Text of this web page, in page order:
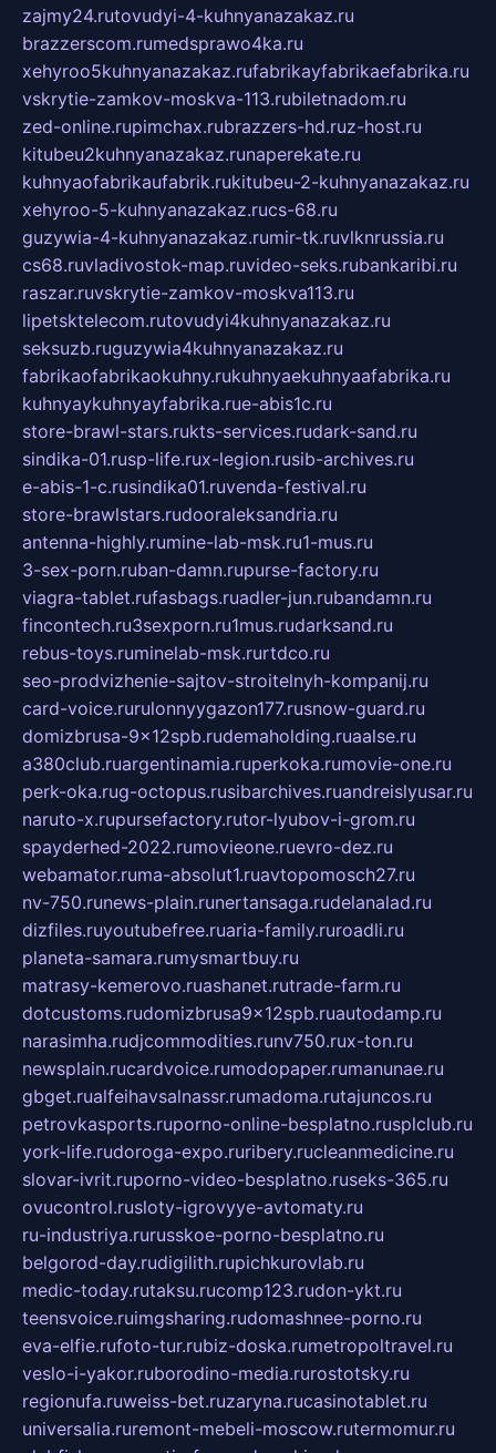
zajmy24.rutovudyi-4-kuhnyanazakaz.ru
brazzerscom.rumedsprawo4ka.ru
xehyroo5kuhnyanazakaz.rufabrikayfabrikaefabrika.ru
vskrytie-zamkov-moskva-113.rubiletnadom.ru
zed-online.rupimchax.rubrazzers-hd.ruz-host.ru
kitubeu2kuhnyanazakaz.runaperekate.ru
kuhnyaofabrikaufabrik.rukitubeu-2-kuhnyanazakaz.ru
xehyroo-5-kuhnyanazakaz.rucs-68.ru
guzywia-4-kuhnyanazakaz.rumir-tk.ruvlknrussia.ru
cs68.ruvladivostok-map.ruvideo-seks.rubankaribi.ru
raszar.ruvskrytie-zamkov-moskva113.ru
lipetsktelecom.rutovudyi4kuhnyanazakaz.ru
seksuzb.ruguzywia4kuhnyanazakaz.ru
fabrikaofabrikaokuhny.rukuhnyaekuhnyaafabrika.ru
kuhnyaykuhnyayfabrika.rue-abis1c.ru
store-brawl-stars.rukts-services.rudark-sand.ru
sindika-01.rusp-life.rux-legion.rusib-archives.ru
e-abis-1-c.rusindika01.ruvenda-festival.ru
store-brawlstars.rudooraleksandria.ru
antenna-highly.rumine-lab-msk.ru1-mus.ru
3-sex-porn.ruban-damn.rupurse-factory.ru
viagra-tablet.rufasbags.ruadler-jun.rubandamn.ru
fincontech.ru3sexporn.ru1mus.rudarksand.ru
rebus-toys.ruminelab-msk.rurtdco.ru
seo-prodvizhenie-sajtov-stroitelnyh-kompanij.ru
card-voice.rurulonnyygazon177.rusnow-guard.ru
domizbrusa-9x12spb.rudemaholding.ruaalse.ru
a380club.ruargentinamia.ruperkoka.rumovie-one.ru
perk-oka.rug-octopus.rusibarchives.ruandreislyusar.ru
naruto-x.rupursefactory.rutor-lyubov-i-grom.ru
spayderhed-2022.rumovieone.ruevro-dez.ru
webamator.ruma-absolut1.ruavtopomosch27.ru
nv-750.runews-plain.runertansaga.rudelanalad.ru
dizfiles.ruyoutubefree.ruaria-family.ruroadli.ru
planeta-samara.rumysmartbuy.ru
matrasy-kemerovo.ruashanet.rutrade-farm.ru
dotcustoms.rudomizbrusa9x12spb.ruautodamp.ru
narasimha.rudjcommodities.runv750.rux-ton.ru
newsplain.rucardvoice.rumodopaper.rumanunae.ru
gbget.rualfeihavsalnassr.rumadoma.rutajuncos.ru
petrovkasports.ruporno-online-besplatno.rusplclub.ru
york-life.rudoroga-expo.ruribery.rucleanmedicine.ru
slovar-ivrit.ruporno-video-besplatno.ruseks-365.ru
ovucontrol.rusloty-igrovyye-avtomaty.ru
ru-industriya.rurusskoe-porno-besplatno.ru
belgorod-day.rudigilith.rupichkurovlab.ru
medic-today.rutaksu.rucomp123.rudon-ykt.ru
teensvoice.ruimgsharing.rudomashnee-porno.ru
eva-elfie.rufoto-tur.rubiz-doska.rumetropoltravel.ru
veslo-i-yakor.ruborodino-media.rurostotsky.ru
regionufa.ruweiss-bet.ruzaryna.rucasinotablet.ru
universalia.ruremont-mebeli-moscow.rutermomur.ru